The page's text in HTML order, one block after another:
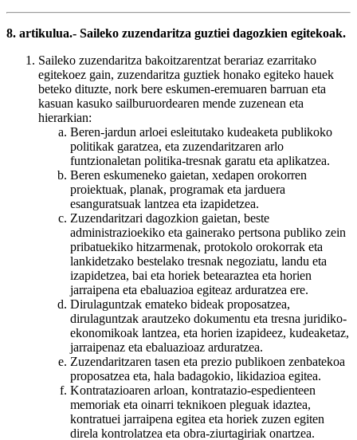
8. artikulua.- Saileko zuzendaritza guztiei dagozkien egitekoak.
Saileko zuzendaritza bakoitzarentzat berariaz ezarritako
egitekoez gain, zuzendaritza guztiek honako egiteko hauek
beteko dituzte, nork bere eskumen-eremuaren barruan eta
kasuan kasuko sailburuordearen mende zuzenean eta
hierarkian:
Beren-jardun arloei esleitutako kudeaketa publikoko
politikak garatzea, eta zuzendaritzaren arlo
funtzionaletan politika-tresnak garatu eta aplikatzea.
Beren eskumeneko gaietan, xedapen orokorren
proiektuak, planak, programak eta jarduera
esanguratsuak lantzea eta izapidetzea.
Zuzendaritzari dagozkion gaietan, beste
administrazioekiko eta gainerako pertsona publiko zein
pribatuekiko hitzarmenak, protokolo orokorrak eta
lankidetzako bestelako tresnak negoziatu, landu eta
izapidetzea, bai eta horiek betearaztea eta horien
jarraipena eta ebaluazioa egiteaz arduratzea ere.
Dirulaguntzak emateko bideak proposatzea,
dirulaguntzak arautzeko dokumentu eta tresna juridiko-
ekonomikoak lantzea, eta horien izapideez, kudeaketaz,
jarraipenaz eta ebaluazioaz arduratzea.
Zuzendaritzaren tasen eta prezio publikoen zenbatekoa
proposatzea eta, hala badagokio, likidazioa egitea.
Kontratazioaren arloan, kontratazio-espedienteen
memoriak eta oinarri teknikoen pleguak idaztea,
kontratuei jarraipena egitea eta horiek zuzen egiten
direla kontrolatzea eta obra-ziurtagiriak onartzea.